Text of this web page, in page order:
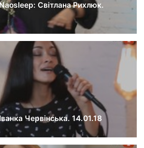
Світлана Рихлюк.
Червінська. 14.01.18